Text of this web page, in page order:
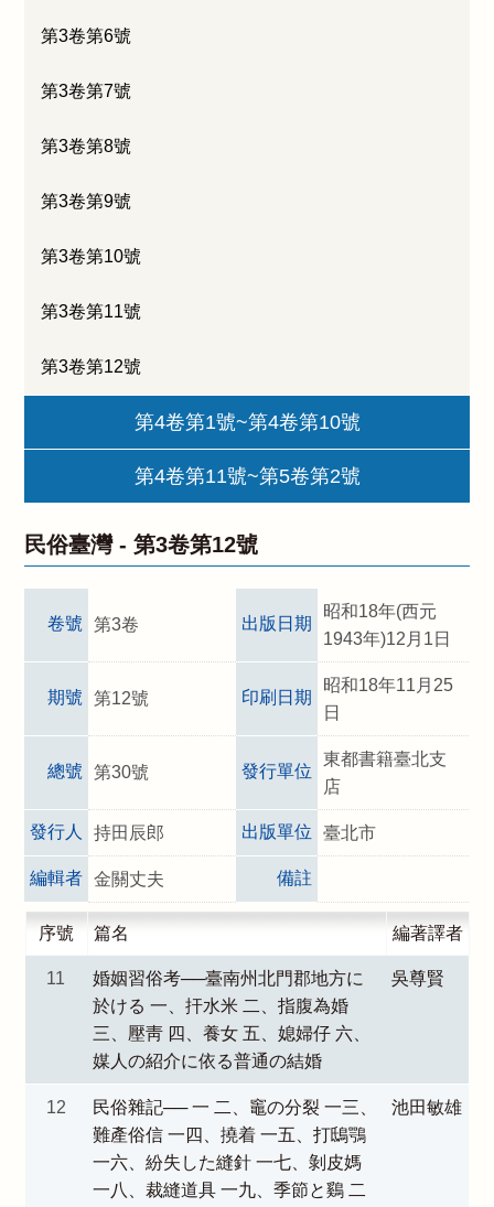
第3卷第6號
第3卷第7號
第3卷第8號
第3卷第9號
第3卷第10號
第3卷第11號
第3卷第12號
第4卷第1號~第4卷第10號
第4卷第11號~第5卷第2號
民俗臺灣 -第3卷第12號
卷號 第3卷 出版日期
昭和18年(西元
1943年)12月1日
期號 第12號 印刷日期
昭和18年11月25
日
總號 第30號 發行單位
東都書籍臺北支
店
發行人 持田辰郎 出版單位 臺北市
編輯者 金關丈夫 備註
序號 篇名 編著譯者
11
婚姻習俗考──臺南州北門郡地方に
於ける 一、扞水米 二、指腹為婚
三、壓靑 四、養女 五、媳婦仔 六、
媒人の紹介に依る普通の結婚
吳尊賢
12
民俗雜記── 一 二、竈の分裂 一三、
難產俗信 一四、撓着 一五、打鴟鶚
一六、紛失した縫針 一七、剝皮媽
一八、裁縫道具 一九、季節と鷄 二
池田敏雄